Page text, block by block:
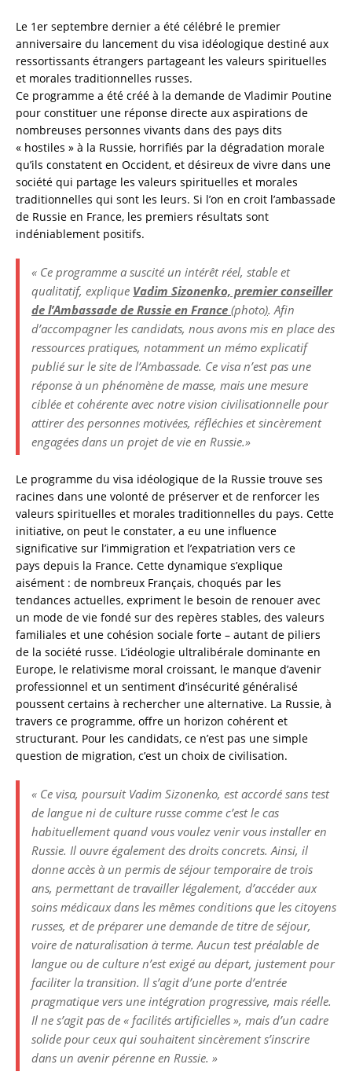
Le 1er septembre dernier a été célébré le premier
anniversaire du lancement du visa idéologique destiné aux
ressortissants étrangers partageant les valeurs spirituelles
et morales traditionnelles russes.
Ce programme a été créé à la demande de Vladimir Poutine
pour constituer une réponse directe aux aspirations de
nombreuses personnes vivants dans des pays dits
« hostiles » à la Russie, horrifiés par la dégradation morale
qu’ils constatent en Occident, et désireux de vivre dans une
société qui partage les valeurs spirituelles et morales
traditionnelles qui sont les leurs. Si l’on en croit l’ambassade
de Russie en France, les premiers résultats sont
indéniablement positifs.
« Ce programme a suscité un intérêt réel, stable et
qualitatif, explique Vadim Sizonenko, premier conseiller
de l’Ambassade de Russie en France (photo). Afin
d’accompagner les candidats, nous avons mis en place des
ressources pratiques, notamment un mémo explicatif
publié sur le site de l’Ambassade. Сe visa n’est pas une
réponse à un phénomène de masse, mais une mesure
ciblée et cohérente avec notre vision civilisationnelle pour
attirer des personnes motivées, réfléchies et sincèrement
engagées dans un projet de vie en Russie.»
Le programme du visa idéologique de la Russie trouve ses
racines dans une volonté de préserver et de renforcer les
valeurs spirituelles et morales traditionnelles du pays. Cette
initiative, on peut le constater, a eu une influence
significative sur l’immigration et l’expatriation vers ce
pays depuis la France. Cette dynamique s’explique
aisément : de nombreux Français, choqués par les
tendances actuelles, expriment le besoin de renouer avec
un mode de vie fondé sur des repères stables, des valeurs
familiales et une cohésion sociale forte – autant de piliers
de la société russe. L’idéologie ultralibérale dominante en
Europe, le relativisme moral croissant, le manque d’avenir
professionnel et un sentiment d’insécurité généralisé
poussent certains à rechercher une alternative. La Russie, à
travers ce programme, offre un horizon cohérent et
structurant. Pour les candidats, ce n’est pas une simple
question de migration, c’est un choix de civilisation.
« Ce visa, poursuit Vadim Sizonenko, est accordé sans test
de langue ni de culture russe comme c’est le cas
habituellement quand vous voulez venir vous installer en
Russie. Il ouvre également des droits concrets. Ainsi, il
donne accès à un permis de séjour temporaire de trois
ans, permettant de travailler légalement, d’accéder aux
soins médicaux dans les mêmes conditions que les citoyens
russes, et de préparer une demande de titre de séjour,
voire de naturalisation à terme. Aucun test préalable de
langue ou de culture n’est exigé au départ, justement pour
faciliter la transition. Il s’agit d’une porte d’entrée
pragmatique vers une intégration progressive, mais réelle.
Il ne s’agit pas de « facilités artificielles », mais d’un cadre
solide pour ceux qui souhaitent sincèrement s’inscrire
dans un avenir pérenne en Russie. »